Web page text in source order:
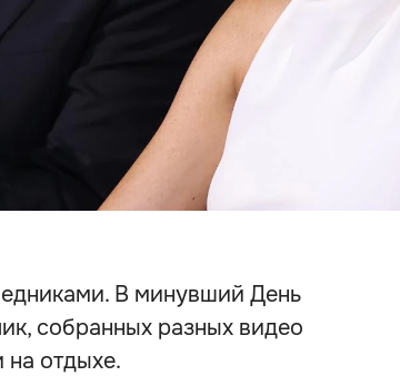
В минувший День
собранных разных видео
отдыхе.